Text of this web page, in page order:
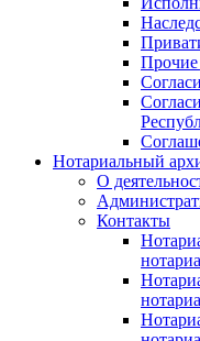
Нотариальный
О
Контакты